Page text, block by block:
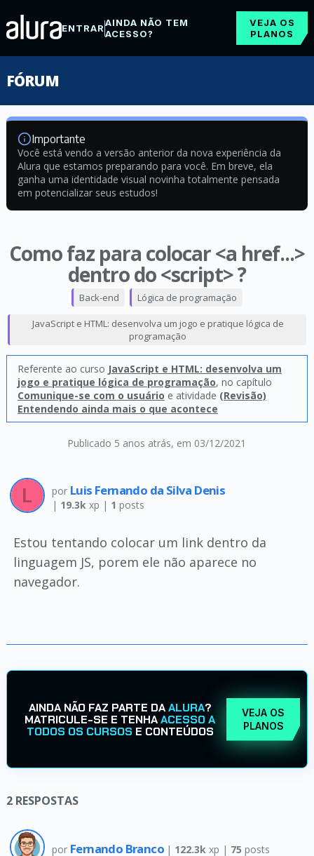
ENTRARAINDA NÃO TEM
ACESSO?
VEJA OS
PLANOS
FÓRUM
Importante
Você está vendo a versão anterior da nova experiência da
Alura que estamos preparando para você. Em breve, ela
ganha uma identidade visual novinha totalmente pensada
em potencializar seus estudos!
Como faz para colocar <a href...>
dentro do <script> ?
Publicado 5 anos atrás, em 03/12/2021
Back-end Lógica de programação
JavaScript e HTML: desenvolva um jogo e pratique lógica de
programação
Referente ao curso JavaScript e HTML: desenvolva um
jogo e pratique lógica de programação, no capítulo
Comunique-se com o usuário e atividade (Revisão)
Entendendo ainda mais o que acontece
por Luis Fernando da Silva Denis
| 19.3kxp | 1 posts
Estou tentando colocar um link dentro da
linguagem JS, porem ele não aparece no
navegador.
AINDA NÃO FAZ PARTE DAALURA?
MATRICULE-SE E TENHAACESSO A
TODOS OS CURSOS E CONTEÚDOS
VEJA OS
PLANOS
2 RESPOSTAS
por Fernando Branco | 122.3k xp | 75 posts